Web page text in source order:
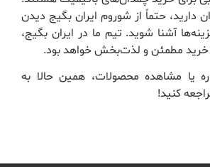
دارید، حتماً از شوروم ایران بگیج دیدن
آشنا شوید. تیم ما در ایران بگیج،
خرید مطمئن و لذت‌بخش خواهد بود.
یا مشاهده محصولات، همین حالا به
کنید!